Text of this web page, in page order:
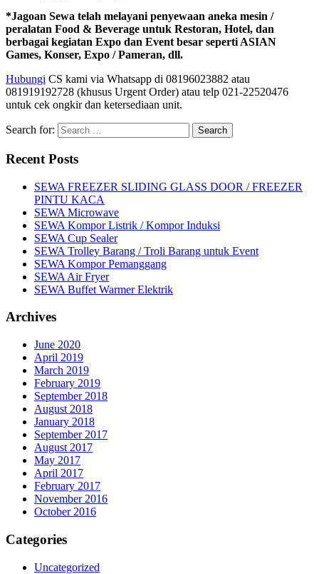
*Jagoan Sewa telah melayani penyewaan aneka mesin /
peralatan Food & Beverage untuk Restoran, Hotel, dan
berbagai kegiatan Expo dan Event besar seperti ASIAN
Games, Konser, Expo / Pameran, dll.
Hubungi CS kami via Whatsapp di 08196023882 atau
081919192728 (khusus Urgent Order) atau telp 021-22520476
untuk cek ongkir dan ketersediaan unit.
Search for:
Recent Posts
SEWA FREEZER SLIDING GLASS DOOR / FREEZER
PINTU KACA
SEWA Microwave
SEWA Kompor Listrik / Kompor Induksi
SEWA Cup Sealer
SEWA Trolley Barang / Troli Barang untuk Event
SEWA Kompor Pemanggang
SEWA Air Fryer
SEWA Buffet Warmer Elektrik
Archives
June 2020
April 2019
March 2019
February 2019
September 2018
August 2018
January 2018
September 2017
August 2017
May 2017
April 2017
February 2017
November 2016
October 2016
Categories
Uncategorized